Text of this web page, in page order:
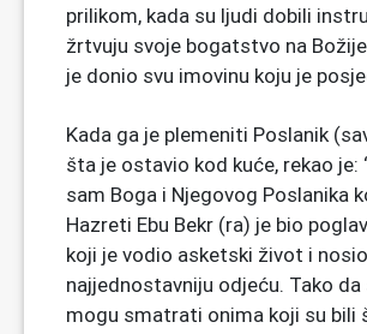
prilikom, kada su ljudi dobili
žrtvuju svoje bogatstvo na
je donio svu imovinu koju je
Kada ga je plemeniti Poslanik
šta je ostavio kod kuće, rekao je:
sam Boga i Njegovog Poslanika
Hazreti Ebu Bekr (ra) je bio
koji je vodio asketski život i nosio
najjednostavniju odjeću. Tako da
mogu smatrati onima koji su bili